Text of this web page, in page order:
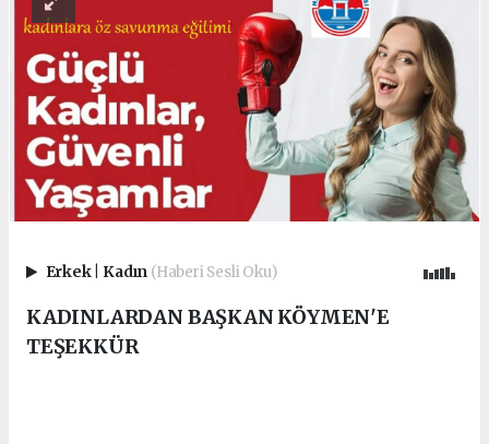
Erkek Kadın (Haberi Sesli Oku)
KADINLARDAN BAŞKAN KÖYMEN'E
TEŞEKKÜR